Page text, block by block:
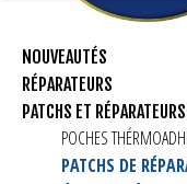
NOUVEAUTÉS
RÉPARATEURS
PATCHS ET RÉPARATEURS
POCHES
PATCHS DE